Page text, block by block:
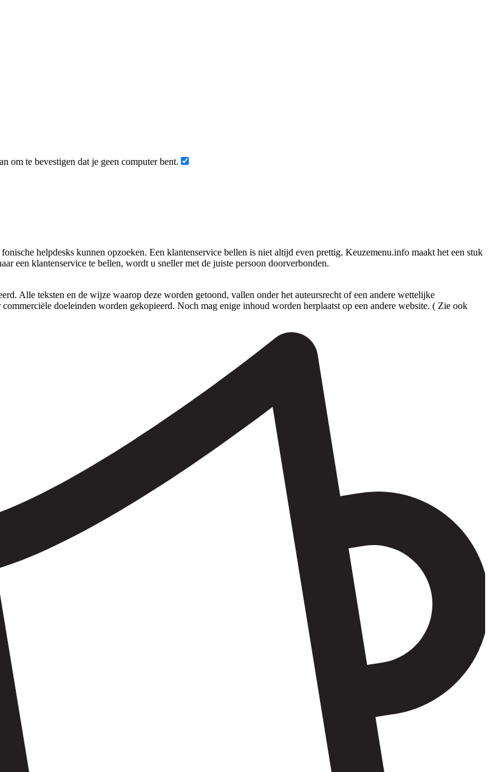
om te bevestigen dat je geen computer bent.
helpdesks kunnen opzoeken. Een klantenservice bellen is niet altijd even prettig. Keuzemenu.info maakt het een stuk
een klantenservice te bellen, wordt u sneller met de juiste persoon doorverbonden.
Alle teksten en de wijze waarop deze worden getoond, vallen onder het auteursrecht of een andere wettelijke
doeleinden worden gekopieerd. Noch mag enige inhoud worden herplaatst op een andere website. ( Zie ook